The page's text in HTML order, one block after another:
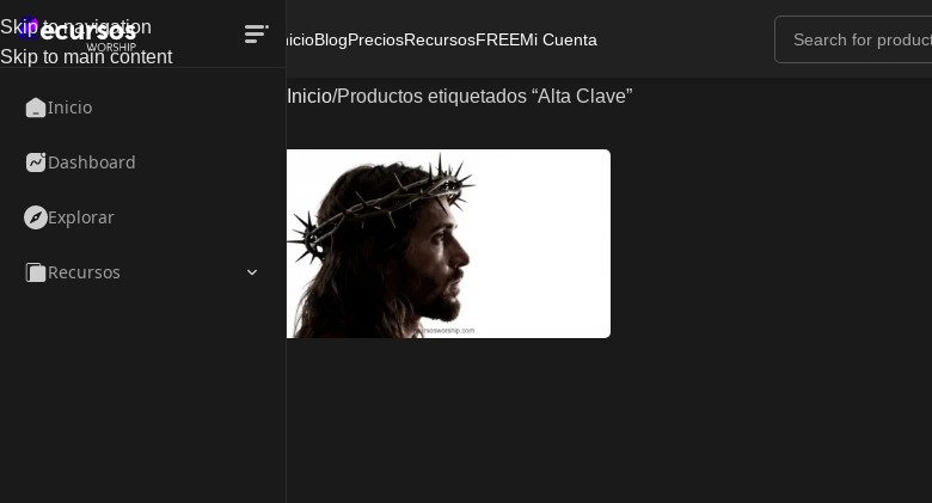
Inicio
Dashboard
Explorar
Recursos
Skip to navigation
Skip to main content
InicioBlogPreciosRecursosFREEMi Cuenta
Inicio Productos etiquetados “Alta Clave”